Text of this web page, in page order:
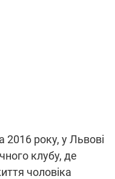
2016 року, у Львові
клубу, де
чоловіка